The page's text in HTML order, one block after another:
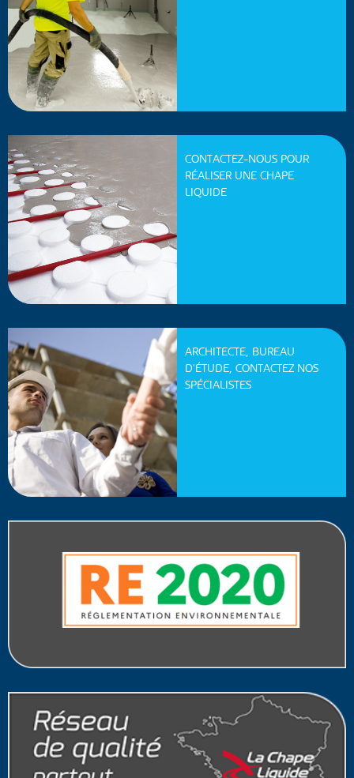
CONTACTEZ-NOUS POUR
RÉALISER UNE CHAPE
LIQUIDE
ARCHITECTE, BUREAU
D'ÉTUDE, CONTACTEZ NOS
SPÉCIALISTES